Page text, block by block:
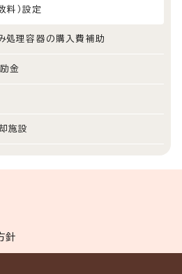
料）設定
処理容器の購入費補助
金
施設
針